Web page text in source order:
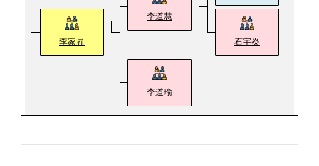
李家昇
李道慧
石宇炎
李道瑜